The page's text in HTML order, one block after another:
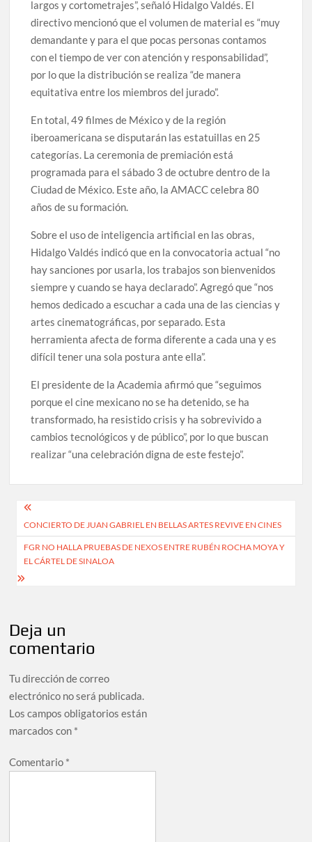
largos y cortometrajes”, señaló Hidalgo Valdés. El
directivo mencionó que el volumen de material es “muy
demandante y para el que pocas personas contamos
con el tiempo de ver con atención y responsabilidad”,
por lo que la distribución se realiza “de manera
equitativa entre los miembros del jurado”.
En total, 49 filmes de México y de la región
iberoamericana se disputarán las estatuillas en 25
categorías. La ceremonia de premiación está
programada para el sábado 3 de octubre dentro de la
Ciudad de México. Este año, la AMACC celebra 80
años de su formación.
Sobre el uso de inteligencia artificial en las obras,
Hidalgo Valdés indicó que en la convocatoria actual “no
hay sanciones por usarla, los trabajos son bienvenidos
siempre y cuando se haya declarado”. Agregó que “nos
hemos dedicado a escuchar a cada una de las ciencias y
artes cinematográficas, por separado. Esta
herramienta afecta de forma diferente a cada una y es
difícil tener una sola postura ante ella”.
El presidente de la Academia afirmó que “seguimos
porque el cine mexicano no se ha detenido, se ha
transformado, ha resistido crisis y ha sobrevivido a
cambios tecnológicos y de público”, por lo que buscan
realizar “una celebración digna de este festejo”.
Navegación
de
entradas
CONCIERTO DE JUAN GABRIEL EN BELLAS ARTES REVIVE EN CINES
FGR NO HALLA PRUEBAS DE NEXOS ENTRE RUBÉN ROCHA MOYA Y
EL CÁRTEL DE SINALOA
Deja un
comentario
Tu dirección de correo
electrónico no será publicada.
Los campos obligatorios están
marcados con *
Comentario *